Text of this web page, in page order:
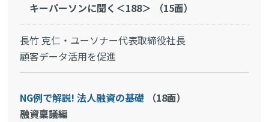
キーパーソンに聞く＜188＞ （15面）
長竹 克仁・ユーソナー代表取締役社長
顧客データ活用を促進
NG例で解説! 法人融資の基礎 （18面）
融資稟議編